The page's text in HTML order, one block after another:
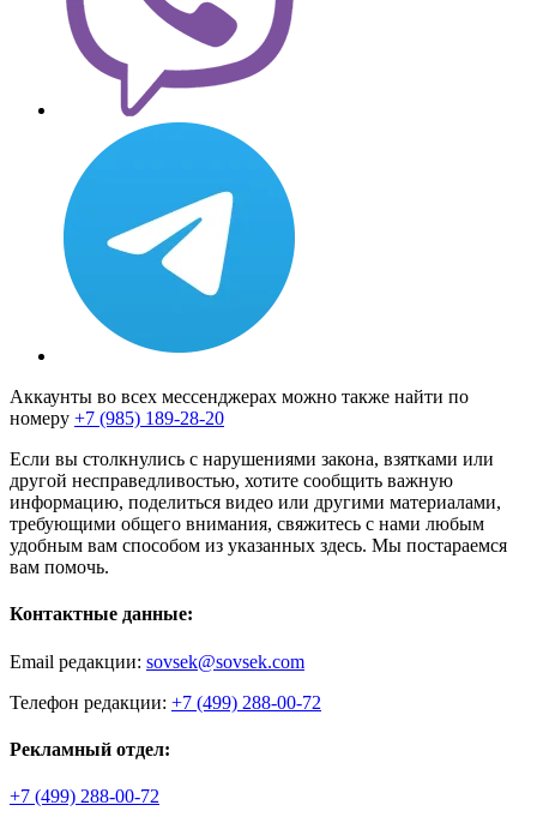
Аккаунты во всех мессенджерах можно также найти по
номеру +7 (985) 189-28-20
Если вы столкнулись с нарушениями закона, взятками или
другой несправедливостью, хотите сообщить важную
информацию, поделиться видео или другими материалами,
требующими общего внимания, свяжитесь с нами любым
удобным вам способом из указанных здесь. Мы постараемся
вам помочь.
Контактные данные:
Email редакции: sovsek@sovsek.com
Телефон редакции: +7 (499) 288-00-72
Рекламный отдел:
+7 (499) 288-00-72